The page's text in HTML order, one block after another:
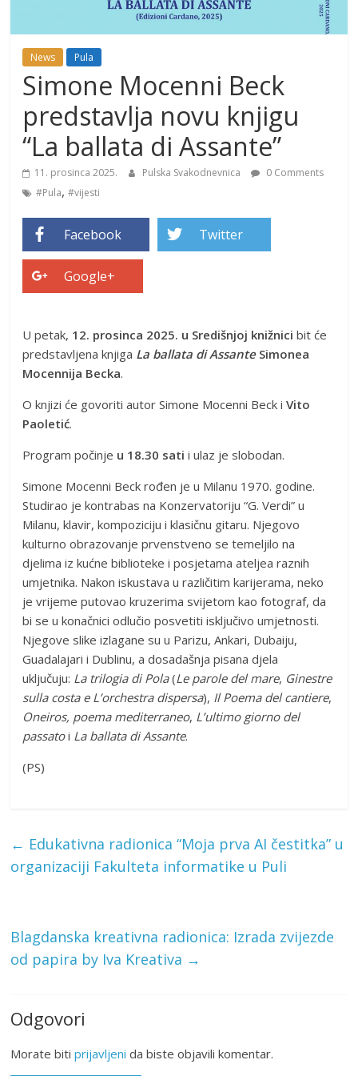
News Pula
Simone Mocenni Beck
predstavlja novu knjigu
“La ballata di Assante”
11. prosinca 2025. Pulska Svakodnevnica
0 Comments
#Pula,#vijesti
Facebook Twitter
Google+
U petak, 12. prosinca 2025. u Središnjoj knižnicibit će
predstavljena knjiga La ballata di Assante Simonea
Mocennija Becka.
O knjizi će govoriti autor Simone Mocenni Beck iVito
Paoletić.
Program počinje u 18.30 satii ulaz je slobodan.
Simone Mocenni Beck rođen je u Milanu 1970. godine.
Studirao je kontrabas na Konzervatoriju “G. Verdi” u
Milanu, klavir, kompoziciju i klasičnu gitaru. Njegovo
kulturno obrazovanje prvenstveno se temeljilo na
djelima iz kućne biblioteke i posjetama ateljea raznih
umjetnika. Nakon iskustava u različitim karijerama, neko
je vrijeme putovao kruzerima svijetom kao fotograf, da
bi se u konačnici odlučio posvetiti isključivo umjetnosti.
Njegove slike izlagane su u Parizu, Ankari, Dubaiju,
Guadalajari i Dublinu, a dosadašnja pisana djela
uključuju: La trilogia di Pola(Le parole del mare, Ginestre
sulla costa e L’orchestra dispersa), Il Poema del cantiere,
Oneiros, poema mediterraneo, L’ultimo giorno del
passatoi La ballata di Assante.
(PS)
← Edukativna radionica “Moja prva AI čestitka” u
organizaciji Fakulteta informatike u Puli
Blagdanska kreativna radionica: Izrada zvijezde
od papira by Iva Kreativa →
Odgovori
Morate bitiprijavljeni da biste objavili komentar.